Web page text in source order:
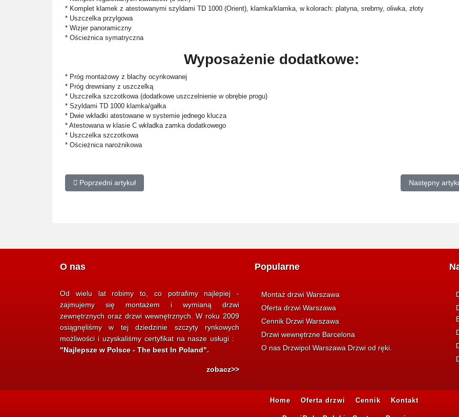
* Komplet klamek z atestowanymi szyldami TD 1000 (Orient), klamka/klamka, w kolorach: platyna, srebrny, oliwka, złoty
* Uszczelka przylgowa
* Wizjer panoramiczny
* Ościeżnica symatryczna
Wyposażenie dodatkowe:
* Próg montażowy z blachy ocynkowanej
* Próg drewniany z uszczelką
* Uszczelka szczotkowa (dodatkowe uszczelnienie w obrębie progu)
* Szyldami TD 1000 klamka/gałka
* Dwie wkładki atestowane w systemie jednego klucza
* Atestowana w klasie C wkładka zamka dodatkowego
* Uszczelka szczotkowa
* Ościeżnica narożnikowa
Poprzedni artykuł: Gerda SX20
Poprzedni artykuł Następny
Następny
O nas
Od wielu lat robimy to, co potrafimy najlepiej -
zajmujemy się montażem i wymianą drzwi
zewnętrznych oraz drzwi wewnętrznych. W roku 2009
osiągnęliśmy w tej dziedzinie szczyty rynkowych
możliwości i uzyskaliśmy certyfikat na nasze usługi :
"Najlepsze w Polsce - The best In Poland".
zobacz>>
Popularne
Montaż drzwi Warszawa
Oferta drzwi Warszawa
Cennik Drzwi Warszawa
Drzwi wewnętrzne Barcelona
O nas Drzwipol Warszawa Drzwi od ręki.
Home Oferta drzwi Cennik Kontakt